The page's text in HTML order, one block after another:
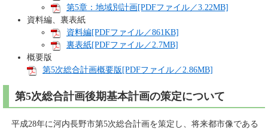
第5章：地域別計画[PDFファイル／3.22MB]
資料編、裏表紙
資料編[PDFファイル／861KB]
裏表紙[PDFファイル／2.7MB]
概要版
第5次総合計画概要版[PDFファイル／2.86MB]
第5次総合計画後期基本計画の策定について
平成28年に河内長野市第5次総合計画を策定し、将来都市像である